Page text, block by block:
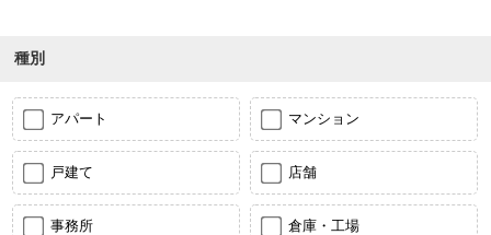
種別
アパート マンション
戸建て 店舗
事務所 倉庫・工場